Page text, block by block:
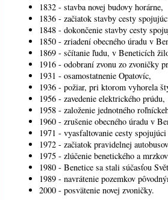
1832 - stavba novej budovy horárne,
1836 - začiatok stavby cesty
1848 - dokončenie stavby cesty
1850 - zriadení obecného úradu v
1869 - sčítanie ľudu, v Beneticích
1916 - odobraní zvonu zo zvoničky
1931 - osamostatnenie Opatovíc,
1936 - požiar, pri ktorom vyhorela
1956 - zavedenie elektrického prúdu,
1958 - založenie jednotného
1960 - zrušenie obecného úradu v
1971 - vyasfaltovanie cesty
1972 - začiatok pravidelnej
1975 - zlúčenie benetického a
1980 - Benetice sa stali súčasťou
1989 - navrátenie pozemkov
2000 - posvätenie novej zvoničky.